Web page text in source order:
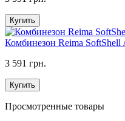
Купить
Комбинезон Reima
3 591 грн.
Купить
Просмотренные товары